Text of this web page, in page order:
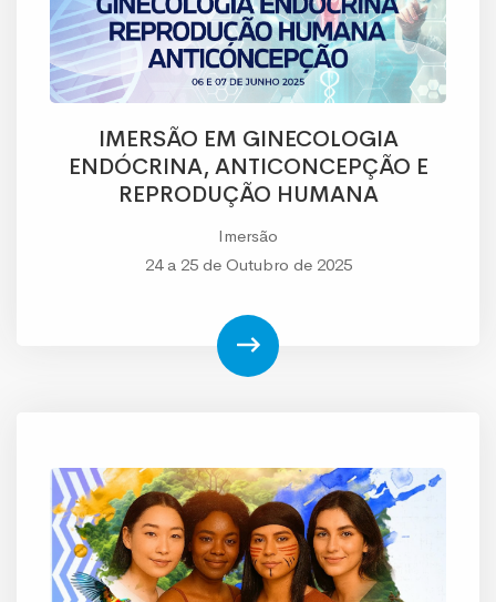
IMERSÃO EM GINECOLOGIA
ENDÓCRINA, ANTICONCEPÇÃO E
REPRODUÇÃO HUMANA
Imersão
24 a 25 de Outubro de 2025